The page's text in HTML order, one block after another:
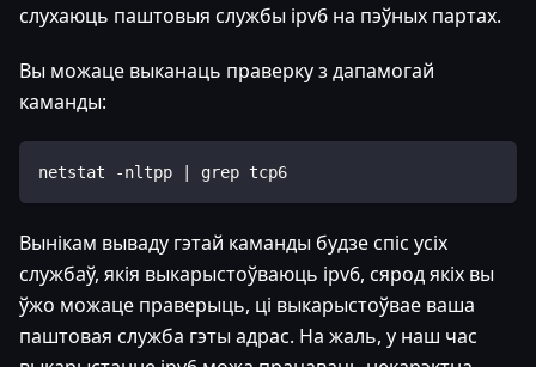
слухаюць паштовыя службы ipv6 на пэўных партах.
Вы можаце выканаць праверку з дапамогай
каманды:
netstat -nltpp | grep tcp6
Вынікам вываду гэтай каманды будзе спіс усіх
службаў, якія выкарыстоўваюць ipv6, сярод якіх вы
ўжо можаце праверыць, ці выкарыстоўвае ваша
паштовая служба гэты адрас. На жаль, у наш час